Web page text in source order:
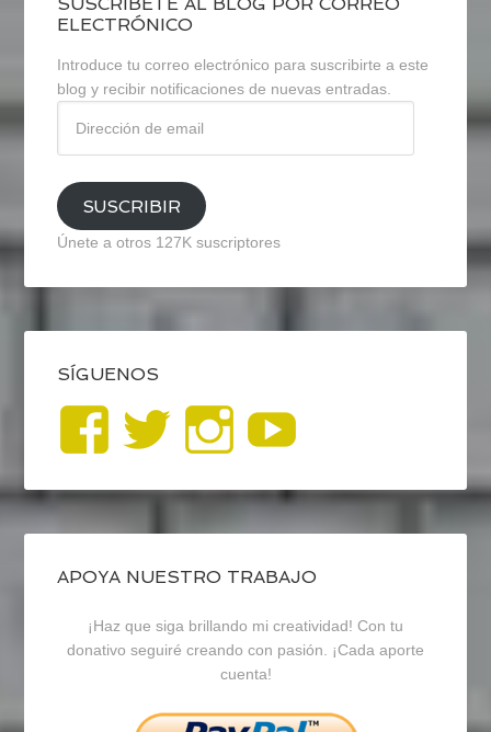
SUSCRÍBETE AL BLOG POR CORREO
ELECTRÓNICO
Introduce tu correo electrónico para suscribirte a este
blog y recibir notificaciones de nuevas entradas.
email
SUSCRIBIR
Únete a otros 127K suscriptores
SÍGUENOS
Ver
perfil
de
blogrecursosep
en
Facebook
Ver
perfil
de
recursosep
en
Twitter
Ver
perfil
de
recursosep
en
Instagram
APOYA NUESTRO TRABAJO
¡Haz que siga brillando mi creatividad! Con tu
donativo seguiré creando con pasión. ¡Cada aporte
cuenta!